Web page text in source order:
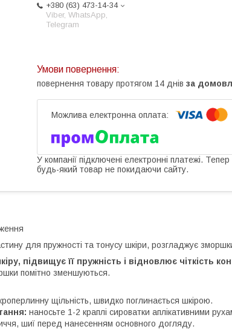
+380 (63) 473-14-34
Viber, WhatsApp,
Telegram
повернення товару протягом 14 днів за
У компанії підключені електронні платежі.
будь-який товар не покидаючи сайту.
для пружності та тонусу шкіри, розгладжує
підвищує її пружність і відновлює чіткість
помітно зменшуються.
щільність, швидко поглинається шкірою.
наносьте 1-2 краплі сироватки аплікативними
шиї перед нанесенням основного догляду.